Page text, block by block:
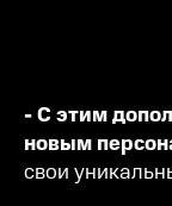
- С этим
новым
свои